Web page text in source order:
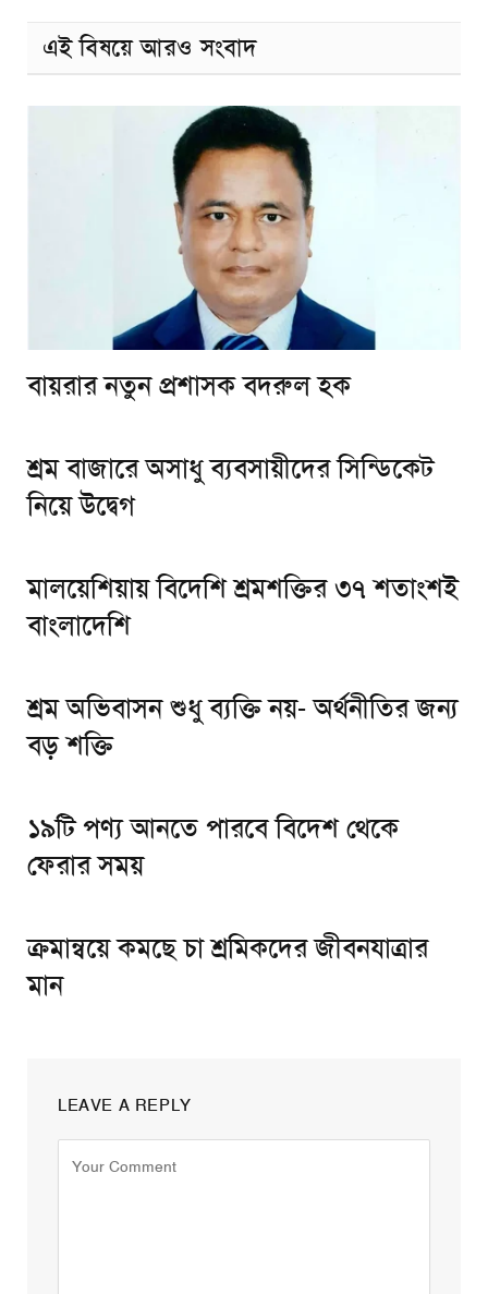
এই বিষয়ে আরও সংবাদ
বায়রার নতুন প্রশাসক বদরুল হক
শ্রম বাজারে অসাধু ব্যবসায়ীদের সিন্ডিকেট
নিয়ে উদ্বেগ
মালয়েশিয়ায় বিদেশি শ্রমশক্তির ৩৭ শতাংশই
বাংলাদেশি
শ্রম অভিবাসন শুধু ব্যক্তি নয়- অর্থনীতির জন্য
বড় শক্তি
১৯টি পণ্য আনতে পারবে বিদেশ থেকে
ফেরার সময়
ক্রমান্বয়ে কমছে চা শ্রমিকদের জীবনযাত্রার
মান
LEAVE A REPLY